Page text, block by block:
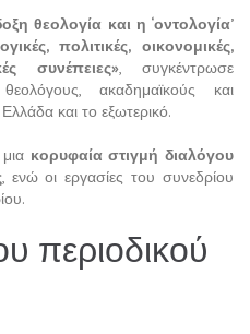
θεολογία και η ‘οντολογία’
πολιτικές, οικονομικές,
συνέπειες», συγκέντρωσε
θεολόγους, ακαδημαϊκούς και
και το εξωτερικό.
κορυφαία στιγμή διαλόγου
, ενώ οι εργασίες του συνεδρίου
περιοδικού